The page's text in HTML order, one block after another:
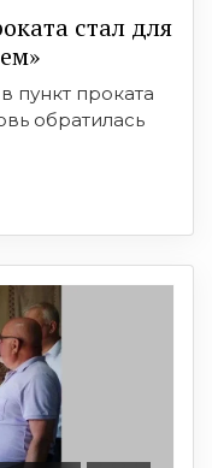
стал для
пункт проката
обратилась